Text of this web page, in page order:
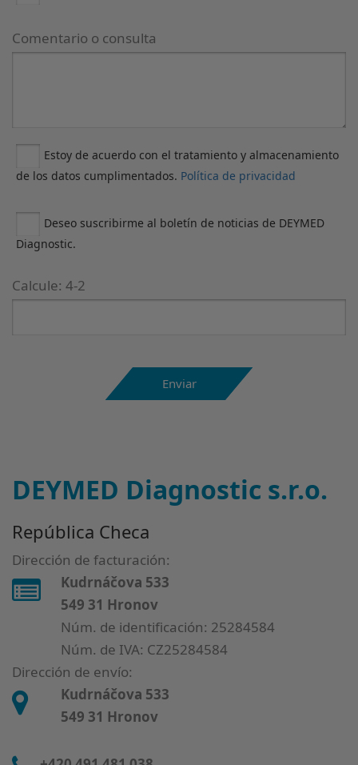
Comentario o consulta
Estoy de acuerdo con el tratamiento y almacenamiento
de los datos cumplimentados. Política de privacidad
Deseo suscribirme al boletín de noticias de DEYMED
Diagnostic.
Calcule: 4-2
Enviar
DEYMED Diagnostic s.r.o.
República Checa
Dirección de facturación:
Kudrnáčova 533
549 31 Hronov
Núm. de identificación: 25284584
Núm. de IVA: CZ25284584
Dirección de envío:
Kudrnáčova 533
549 31 Hronov